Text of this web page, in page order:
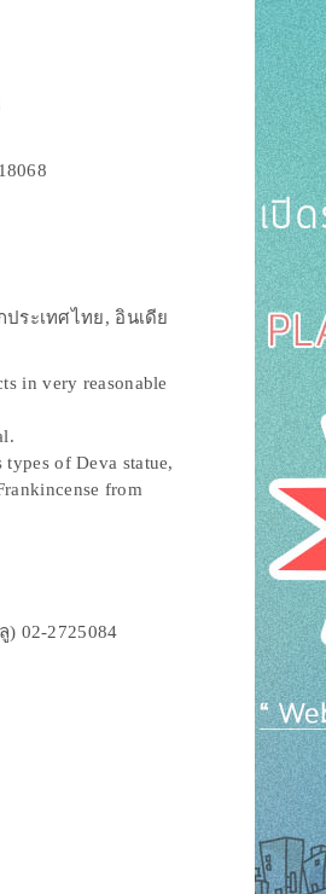
ระเทศไทย, อินเดีย
in very reasonable
of Deva statue,
from
2725084